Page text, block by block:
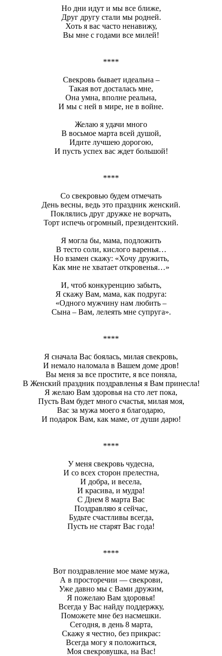
Но дни идут и мы все ближе,
Друг другу стали мы родней.
Хоть я вас часто ненавижу,
Вы мне с годами все милей!
****
Свекровь бывает идеальна –
Такая вот досталась мне,
Она умна, вполне реальна,
И мы с ней в мире, не в войне.
Желаю я удачи много
В восьмое марта всей душой,
Идите лучшею дорогою,
И пусть успех вас ждет большой!
****
Со свекровью будем отмечать
День весны, ведь это праздник женский.
Поклялись друг дружке не ворчать,
Торт испечь огромный, президентский.
Я могла бы, мама, подложить
В тесто соли, кислого варенья…
Но взамен скажу: «Хочу дружить,
Как мне не хватает откровенья…»
И, чтоб конкуренцию забыть,
Я скажу Вам, мама, как подруга:
«Одного мужчину нам любить –
Сына – Вам, лелеять мне супруга».
****
Я сначала Вас боялась, милая свекровь,
И немало наломала в Вашем доме дров!
Вы меня за все простите, я все поняла,
В Женский праздник поздравленья я Вам принесла!
Я желаю Вам здоровья на сто лет пока,
Пусть Вам будет много счастья, милая моя,
Вас за мужа моего я благодарю,
И подарок Вам, как маме, от души дарю!
****
У меня свекровь чудесна,
И со всех сторон прелестна,
И добра, и весела,
И красива, и мудра!
С Днем 8 марта Вас
Поздравляю я сейчас,
Будьте счастливы всегда,
Пусть не старят Вас года!
****
Вот поздравление мое маме мужа,
А в просторечии — свекрови,
Уже давно мы с Вами дружим,
Я пожелаю Вам здоровья!
Всегда у Вас найду поддержку,
Поможете мне без насмешки.
Сегодня, в день 8 марта,
Скажу я честно, без прикрас:
Всегда могу я положиться,
Моя свекровушка, на Вас!